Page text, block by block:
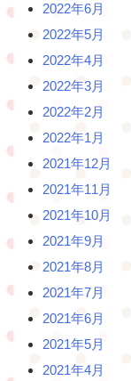
2022年6月
2022年5月
2022年4月
2022年3月
2022年2月
2022年1月
2021年12月
2021年11月
2021年10月
2021年9月
2021年8月
2021年7月
2021年6月
2021年5月
2021年4月